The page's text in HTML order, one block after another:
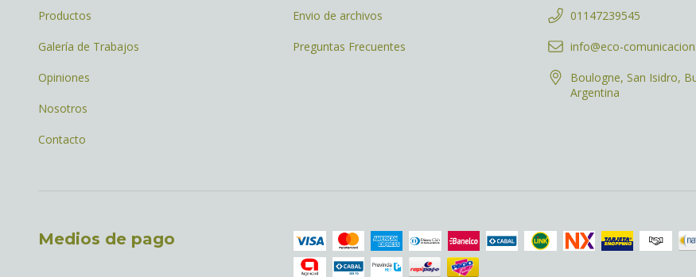
Productos
Galería de Trabajos
Opiniones
Nosotros
Contacto
Envio de archivos
Preguntas Frecuentes
01147239545
info@eco-
Boulogne, San Isidro,
Argentina
Medios de pago